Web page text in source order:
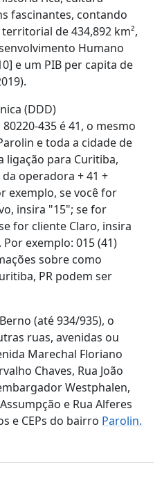
fascinantes, contando
de 434,892 km²,
Humano
e um PIB per capita de
(DDD)
435 é 41, o mesmo
e toda a cidade de
ligação para Curitiba,
operadora + 41 +
exemplo, se você for
insira "15"; se for
for cliente Claro, insira
exemplo: 015 (41)
sobre como
PR podem ser
(até 934/935), o
ruas, avenidas ou
Marechal Floriano
Chaves, Rua João
Westphalen,
e Rua Alferes
e CEPs do bairro Parolin.